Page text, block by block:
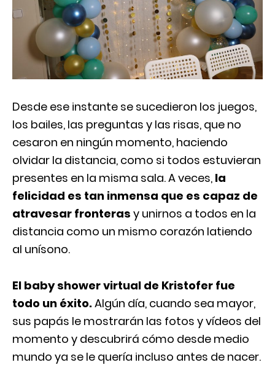
Desde ese instante se sucedieron los juegos,
los bailes, las preguntas y las risas, que no
cesaron en ningún momento, haciendo
olvidar la distancia, como si todos estuvieran
presentes en la misma sala. A veces, la
felicidad es tan inmensa que es capaz de
atravesar fronteras y unirnos a todos en la
distancia como un mismo corazón latiendo
al unísono.
El baby shower virtual de Kristofer fue
todo un éxito.Algún día, cuando sea mayor,
sus papás le mostrarán las fotos y vídeos del
momento y descubrirá cómo desde medio
mundo ya se le quería incluso antes de nacer.